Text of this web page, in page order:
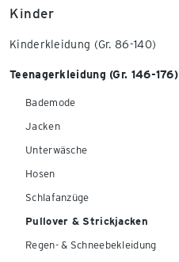
Kinder
Kinderkleidung (Gr. 86-140)
Teenagerkleidung (Gr. 146-176)
Bademode
Jacken
Unterwäsche
Hosen
Schlafanzüge
Pullover & Strickjacken
Regen- & Schneebekleidung